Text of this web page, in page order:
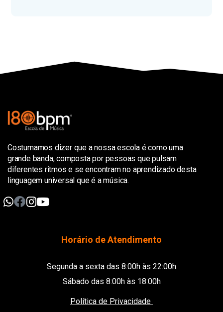
Costumamos dizer que a nossa escola é como uma
grande banda, composta por pessoas que pulsam
diferentes ritmos e se encontram no aprendizado desta
linguagem universal que é a música.
Horário de Atendimento
Segunda a sexta das 8:00h às 22:00h
Sábado das 8:00h às 18:00h
Política de Privacidade